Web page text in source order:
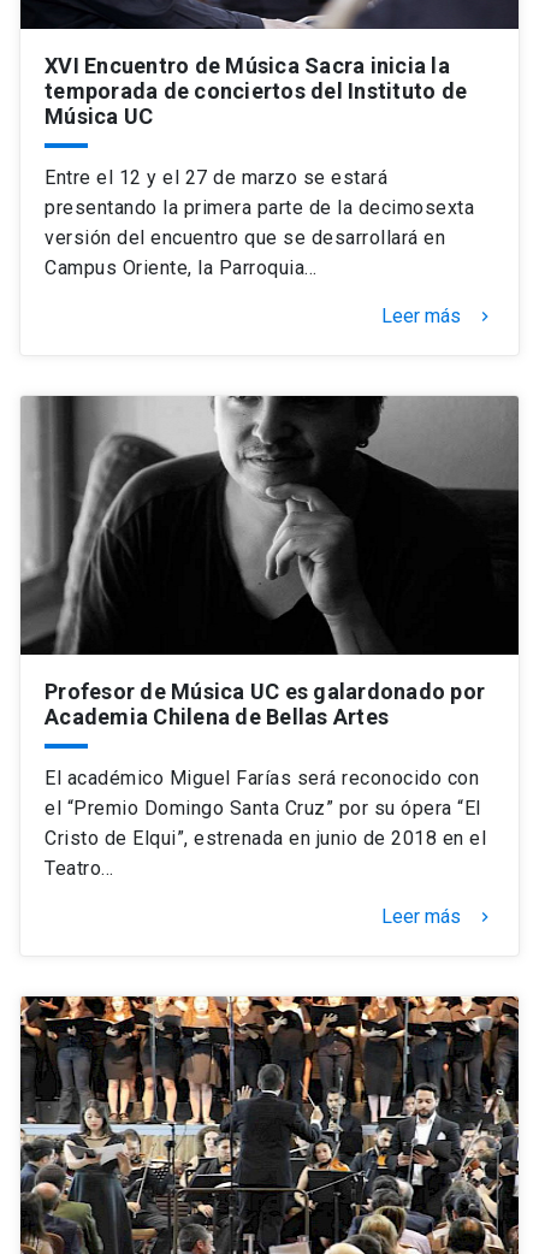
XVI Encuentro de Música Sacra inicia la
temporada de conciertos del Instituto de
Música UC
Entre el 12 y el 27 de marzo se estará
presentando la primera parte de la decimosexta
versión del encuentro que se desarrollará en
Campus Oriente, la Parroquia…
Leer más keyboard_arrow_right
Profesor de Música UC es galardonado por
Academia Chilena de Bellas Artes
El académico Miguel Farías será reconocido con
el “Premio Domingo Santa Cruz” por su ópera “El
Cristo de Elqui”, estrenada en junio de 2018 en el
Teatro…
Leer más keyboard_arrow_right